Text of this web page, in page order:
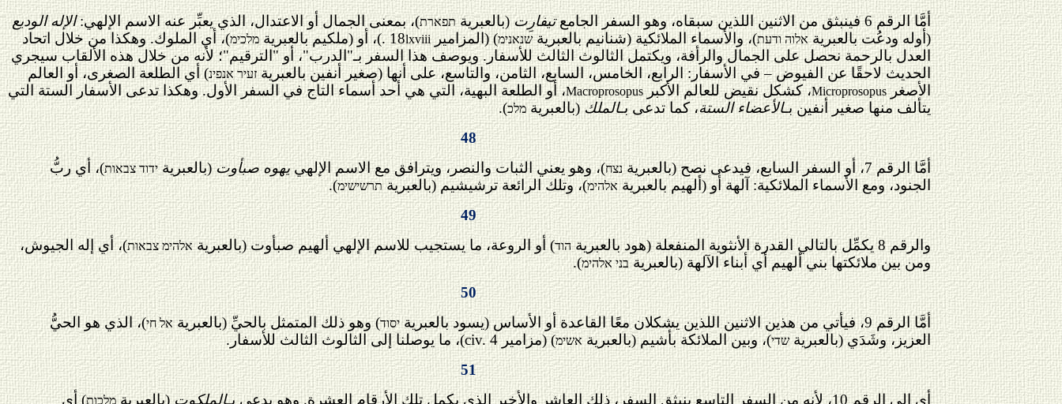
أمَّا الرقم 6 فينبثق من الاثنين اللذين سبقاه، وهو السفر الجامع
تيفارِت(بالعبريةתפארת)، بمعنى الجمال أو الاعتدال، الذي يعبِّر عنه الاسم الإلهي:الإله الوديع
(أوله ودعُت بالعبريةאלוה ודעת)، والأسماء الملائكية (شنانيم بالعبريةשנאנימ) (المزاميرlxviii
. 18)، أو (ملكيم بالعبرية מלכימ)، أي الملوك. وهكذا من خلال اتحاد
العدل بالرحمة نحصل على الجمال والرأفة، ويكتمل الثالوث الثالث للأسفار. ويوصف هذا السفر بـ"الدرب"، أو "الترقيم"؛ لأنه من خلال هذه الألقاب سيجري
الحديث لاحقًا عن الفيوض – في الأسفار: الرابع، الخامس، السابع، الثامن، والتاسع، على أنها (صغير أنفينبالعبريةזעיר אנפינ) أي الطلعة الصغرى، أو العالم
الأصغرMicroprosopus، كشكل نقيض للعالم الأكبرMacroprosopus، أو الطلعة البهية، التي هي أحد أسماء التاج في السفر الأول. وهكذا تدعى الأسفار الستة التي
يتألف منها صغير أنفين بـالأعضاء الستة، كما تدعى بـالملك(بالعبريةמלכ).
48
أمَّا الرقم 7، أو السفر السابع، فيدعى نصح (بالعبرية
נצח)، وهو يعني الثبات والنصر، ويترافق مع الاسم الإلهييهوه صبأوت(بالعبريةידוד צבאות)، أي ربُّ
الجنود، ومع الأسماء الملائكية: آلهة أو (ألهيم بالعبريةאלהימ)، وتلك الرائعة ترشيشيم (بالعبريةתרשישימ).
49
والرقم 8 يكمِّل بالتالي القدرة الأنثوية المنفعلة (هود بالعبرية
הוד) أو الروعة، ما يستجيب للاسم الإلهي ألهيم صبأوت (بالعبريةאלהימ צבאות)، أي إله الجيوش،
ومن بين ملائكتها بني ألهيم أي أبناء الآلهة (بالعبريةבני אלהימ).
50
أمَّا الرقم 9، فيأتي من هذين الاثنين اللذين يشكلان معًا القاعدة أو الأساس (يسود بالعبرية
יסוד) وهو ذلك المتمثل بالحيِّ (بالعبريةאל חי)، الذي هو الحيُّ
العزيز، وشَدَي (بالعبريةשדי)، وبين الملائكة بأشيم (بالعبريةאשימ) (مزاميرciv. 4)، ما يوصلنا إلى الثالوث الثالث للأسفار.
51
أي إلى الرقم 10، لأنه من السفر التاسع ينبثق السفر، ذلك العاشر والأخير الذي يكمل تلك الأرقام العشرة. وهو يدعى بـ
الملكوت(بالعبريةמלכות) أي